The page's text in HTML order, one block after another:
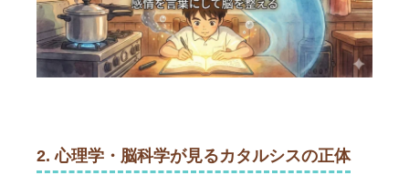
2. 心理学・脳科学が見るカタルシスの正体